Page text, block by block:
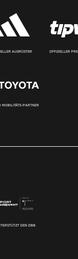
AUSRÜSTER OFFIZIELLER
MOBILITÄTS-PARTNER
DEN DBB